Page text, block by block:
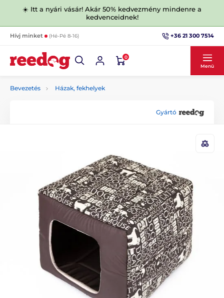
☀️ Itt a nyári vásár! Akár 50% kedvezmény mindenre a
kedvenceidnek!
Hívj minket (Hé-Pé 8-16) +36 21 300 7514
0
Menü
Bevezetés Házak, fekhelyek
Gyártó